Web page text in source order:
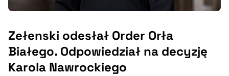
Zełenski odesłał Order Orła
Białego. Odpowiedział na decyzję
Karola Nawrockiego